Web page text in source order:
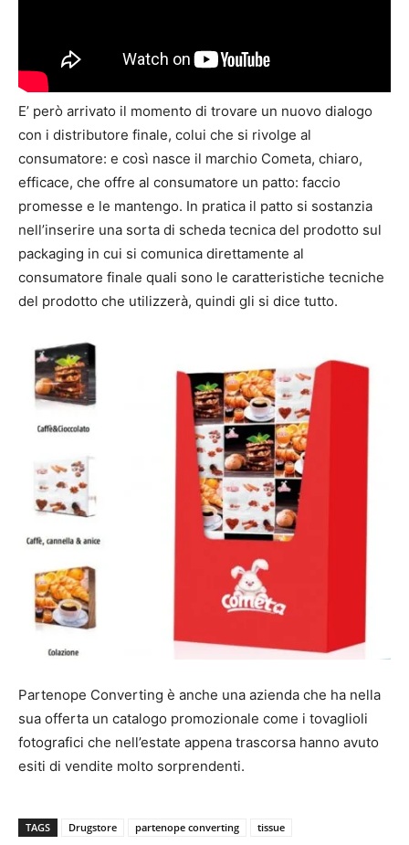
E’ però arrivato il momento di trovare un nuovo dialogo
con i distributore finale, colui che si rivolge al
consumatore: e così nasce il marchio Cometa, chiaro,
efficace, che offre al consumatore un patto: faccio
promesse e le mantengo. In pratica il patto si sostanzia
nell’inserire una sorta di scheda tecnica del prodotto sul
packaging in cui si comunica direttamente al
consumatore finale quali sono le caratteristiche tecniche
del prodotto che utilizzerà, quindi gli si dice tutto.
Partenope Converting è anche una azienda che ha nella
sua offerta un catalogo promozionale come i tovaglioli
fotografici che nell’estate appena trascorsa hanno avuto
esiti di vendite molto sorprendenti.
TAGS Drugstore partenope converting tissue